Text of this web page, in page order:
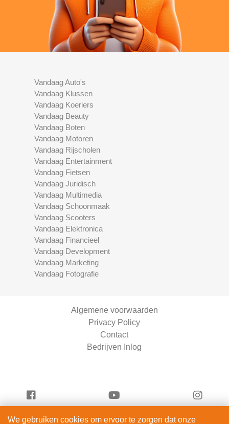
Vandaag Auto's
Vandaag Klussen
Vandaag Koeriers
Vandaag Beauty
Vandaag Boten
Vandaag Motoren
Vandaag Rijscholen
Vandaag Entertainment
Vandaag Fietsen
Vandaag Juridisch
Vandaag Multimedia
Vandaag Schoonmaak
Vandaag Scooters
Vandaag Elektronica
Vandaag Financieel
Vandaag Development
Vandaag Marketing
Vandaag Fotografie
Algemene voorwaarden
Privacy Policy
Contact
Bedrijven Inlog
We gebruiken cookies om ervoor te zorgen dat onze